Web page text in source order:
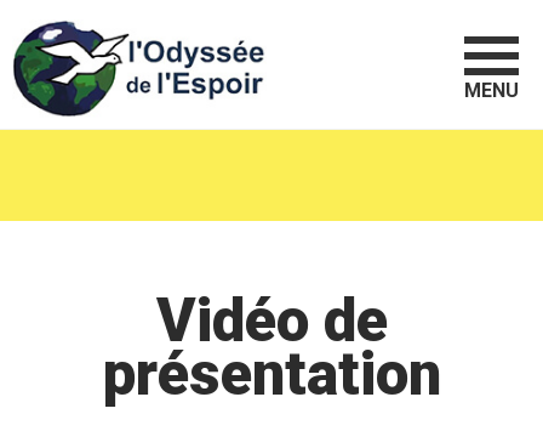
MENU
Vidéo de
présentation